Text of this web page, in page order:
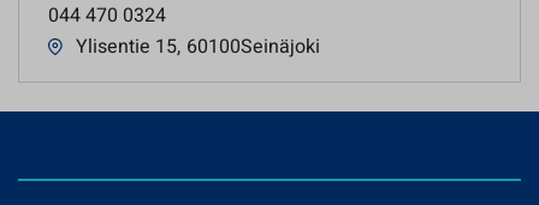
044 470 0324
Ylisentie 15, 60100Seinäjoki